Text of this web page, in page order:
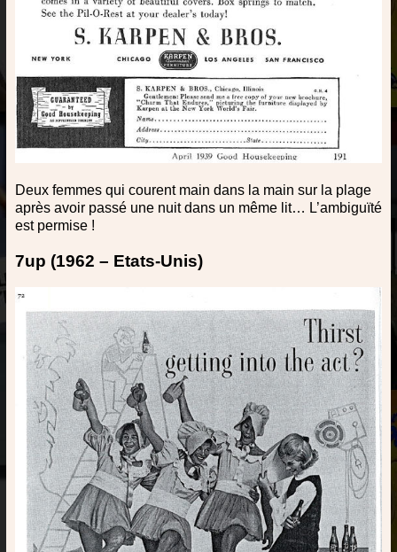
Deux femmes qui courent main dans la main sur la plage
après avoir passé une nuit dans un même lit… L’ambiguïté
est permise !
7up (1962 – Etats-Unis)